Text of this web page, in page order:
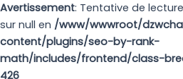
Avertissement: Tentative de
sur null en /www/wwwroot/
content/plugins/seo-by-rank-
math/includes/frontend/class-
426